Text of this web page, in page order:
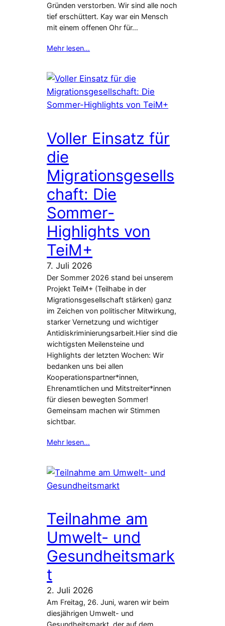
Gründen verstorben. Wir sind alle noch
tief erschüttert. Kay war ein Mensch
mit einem offenen Ohr für…
Mehr lesen…
Voller Einsatz für
die
Migrationsgesells
chaft: Die
Sommer-
Highlights von
TeiM+
7. Juli 2026
Der Sommer 2026 stand bei unserem
Projekt TeiM+ (Teilhabe in der
Migrationsgesellschaft stärken) ganz
im Zeichen von politischer Mitwirkung,
starker Vernetzung und wichtiger
Antidiskriminierungsarbeit.Hier sind die
wichtigsten Meilensteine und
Highlights der letzten Wochen: Wir
bedanken uns bei allen
Kooperationspartner*innen,
Ehrenamtlichen und Mitstreiter*innen
für diesen bewegten Sommer!
Gemeinsam machen wir Stimmen
sichtbar.
Mehr lesen…
Teilnahme am
Umwelt- und
Gesundheitsmark
t
2. Juli 2026
Am Freitag, 26. Juni, waren wir beim
diesjährigen Umwelt- und